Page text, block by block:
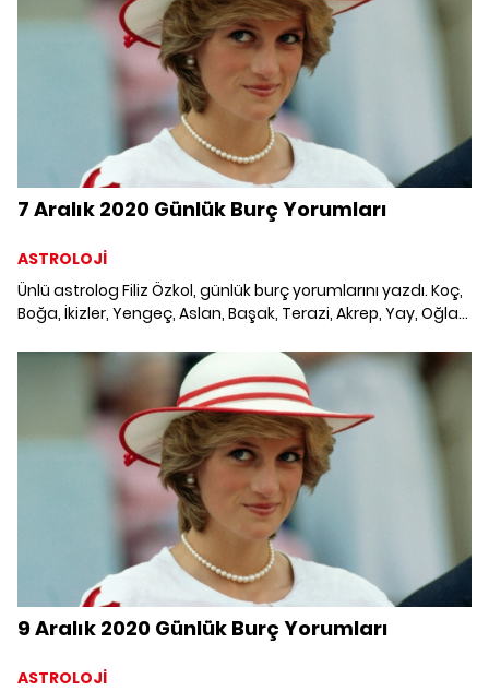
7 Aralık 2020 Günlük Burç Yorumları
ASTROLOJİ
Ünlü astrolog Filiz Özkol, günlük burç yorumlarını yazdı. Koç,
Boğa, İkizler, Yengeç, Aslan, Başak, Terazi, Akrep, Yay, Oğlak,
Burç Yorumları; Haftalık burç, yükselen burç, burç uyumu,
burç özellikleri ve günlük astroloji haberleri burçların dikkat
etmesi gereken konular ve merak edilenler...
9 Aralık 2020 Günlük Burç Yorumları
ASTROLOJİ